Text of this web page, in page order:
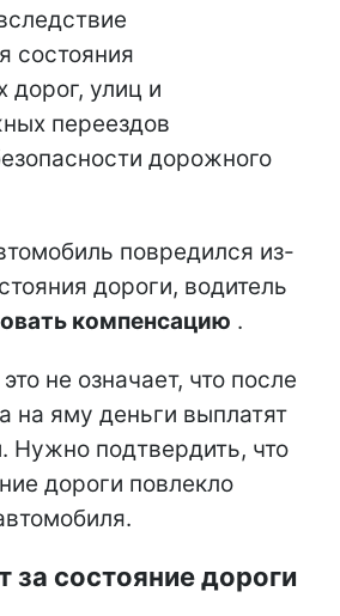
состояния
дорог, улиц и
переездов
дорожного
повредился из-
дороги, водитель
компенсацию .
не означает, что после
на яму деньги выплатят
Нужно подтвердить, что
дороги повлекло
за состояние дороги